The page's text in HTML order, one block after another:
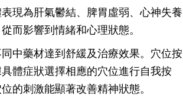
現為肝氣鬱結、脾胃虛弱、心神失養
而影響到情緒和心理狀態。
中藥材達到舒緩及治療效果。穴位按
體症狀選擇相應的穴位進行自我按
的刺激能顯著改善精神狀態。